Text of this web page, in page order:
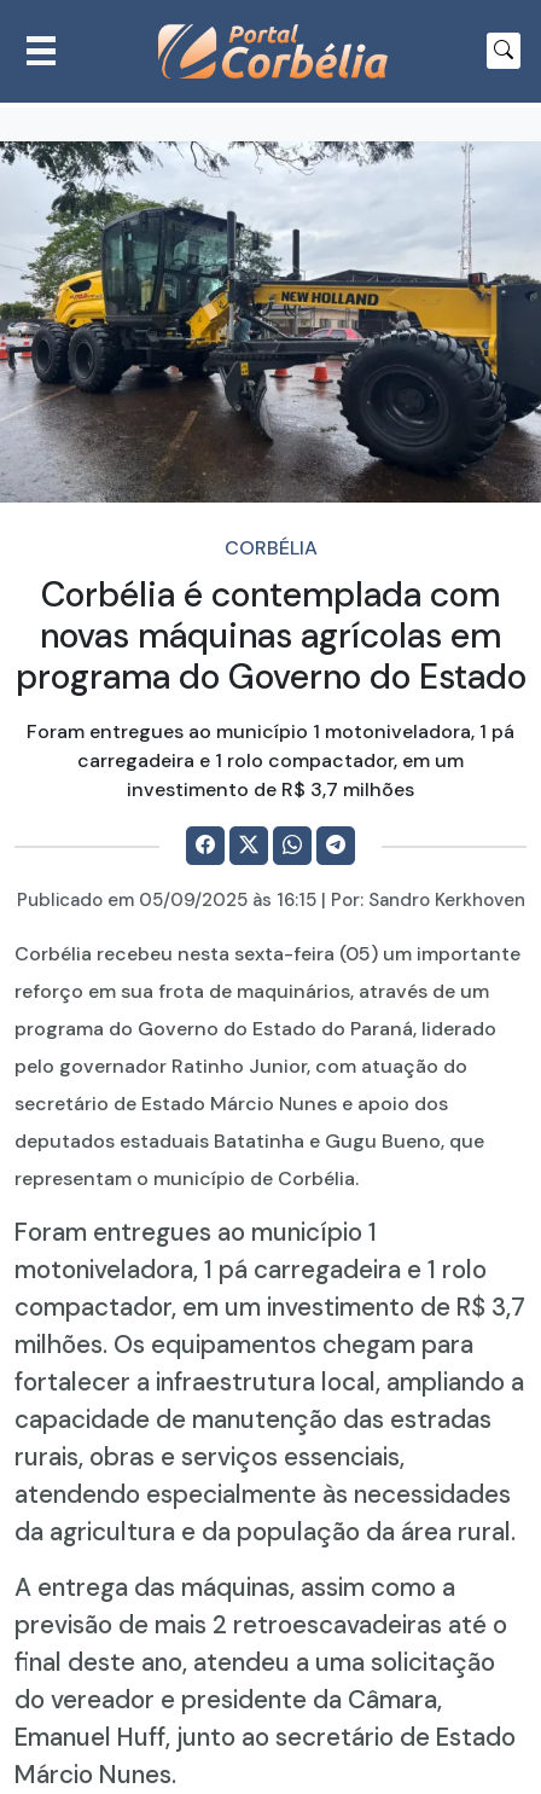
CORBÉLIA
Corbélia é contemplada com
novas máquinas agrícolas em
programa do Governo do Estado
Foram entregues ao município 1 motoniveladora, 1 pá
carregadeira e 1 rolo compactador, em um
investimento de R$ 3,7 milhões
Publicado em 05/09/2025às 16:15 | Por: Sandro Kerkhoven
Corbélia recebeu nesta sexta-feira (05) um importante
reforço em sua frota de maquinários, através de um
programa do Governo do Estado do Paraná, liderado
pelo governador Ratinho Junior, com atuação do
secretário de Estado Márcio Nunes e apoio dos
deputados estaduais Batatinha e Gugu Bueno, que
representam o município de Corbélia.
Foram entregues ao município 1
motoniveladora, 1 pá carregadeira e 1 rolo
compactador, em um investimento de R$ 3,7
milhões. Os equipamentos chegam para
fortalecer a infraestrutura local, ampliando a
capacidade de manutenção das estradas
rurais, obras e serviços essenciais,
atendendo especialmente às necessidades
da agricultura e da população da área rural.
A entrega das máquinas, assim como a
previsão de mais 2 retroescavadeiras até o
final deste ano, atendeu a uma solicitação
do vereador e presidente da Câmara,
Emanuel Huff, junto ao secretário de Estado
Márcio Nunes.